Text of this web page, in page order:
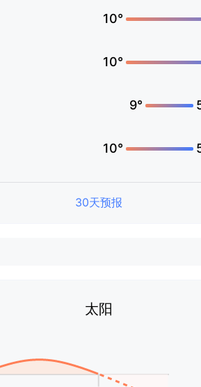
10°
10°
9°
10°
30天预报
太阳